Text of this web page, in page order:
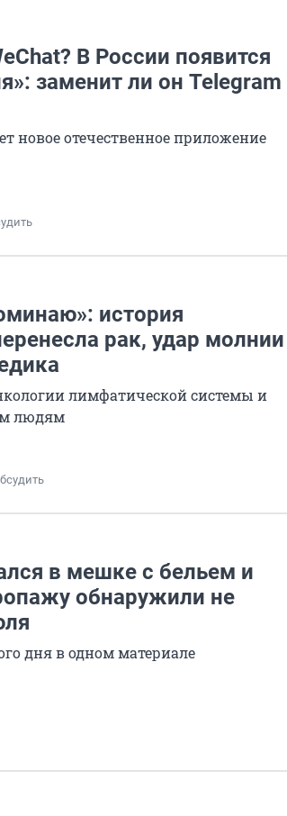
В России появится
заменит ли он Telegram
новое отечественное приложение
история
рак, удар молнии
лимфатической системы и
людям
в мешке с бельем и
обнаружили не
дня в одном материале